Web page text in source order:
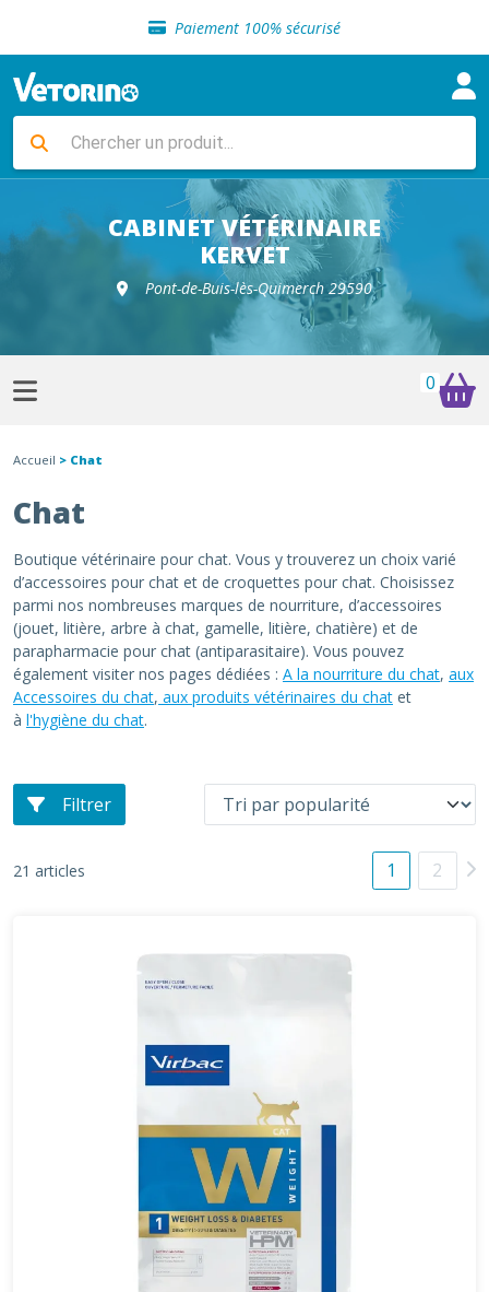
Paiement 100% sécurisé
Livraison gratuite en clinique vétérinaire
Sélection de croquettes vétérinaire
Livraison gratuite en clinique vétérinaire
Retour gratuit en clinique
Sélection de croquettes vétérinaire
CABINET VÉTÉRINAIRE
KERVET
Pont-de-Buis-lès-Quimerch 29590
0
Accueil > Chat
Chat
Boutique vétérinaire pour chat. Vous y trouverez un choix varié
d’accessoires pour chat et de croquettes pour chat. Choisissez
parmi nos nombreuses marques de nourriture, d’accessoires
(jouet, litière, arbre à chat, gamelle, litière, chatière) et de
parapharmacie pour chat (antiparasitaire). Vous pouvez
également visiter nos pages dédiées : A la nourriture du chat, aux
Accessoires du chat, aux produits vétérinaires du chat et
à l'hygiène du chat.
Filtrer
21 articles 1 2